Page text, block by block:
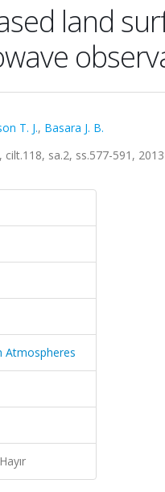
land
T. J., Basara J. B.
sa.2, ss.577-591,
Atmospheres
Hayır